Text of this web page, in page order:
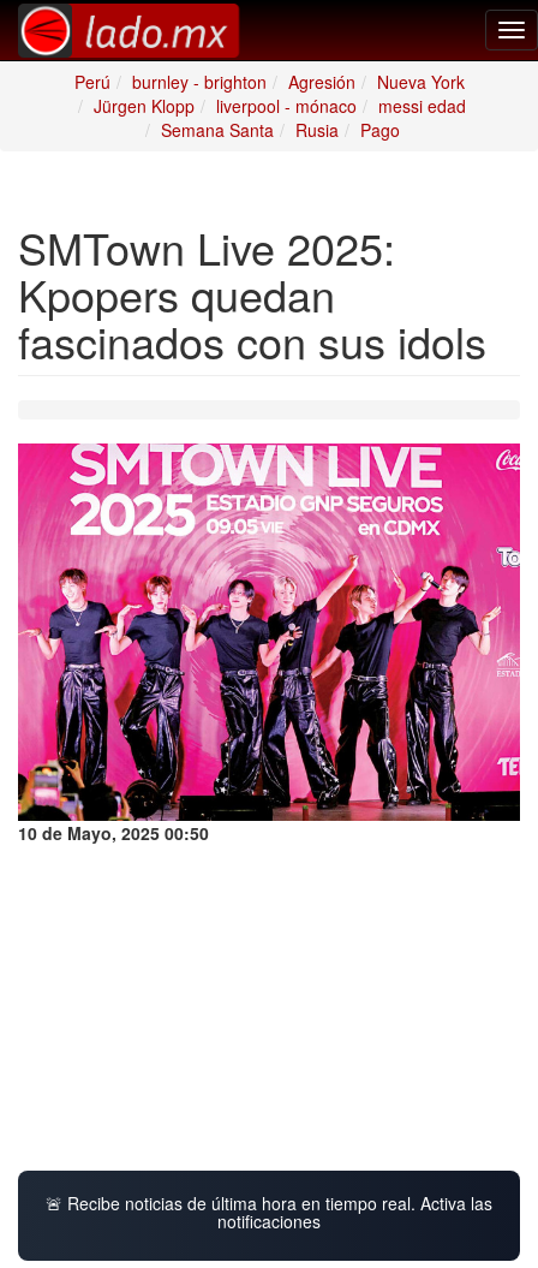
Perú
burnley - brighton Agresión
Nueva York
Jürgen Klopp
liverpool - mónaco
messi edad
Semana Santa
Rusia Pago
SMTown Live 2025:
Kpopers quedan
fascinados con sus idols
10 de Mayo, 2025 00:50
🚨 Recibe noticias de última hora en tiempo real. Activa las
notificaciones